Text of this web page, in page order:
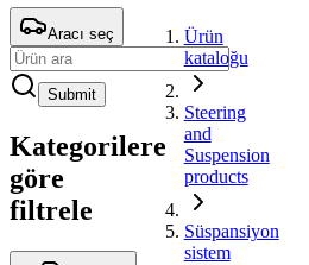
Aracı seç
Submit
Kategorilere
göre
filtrele
Ürün
kataloğu
Steering
and
Suspension
products
Süspansiyon
sistem